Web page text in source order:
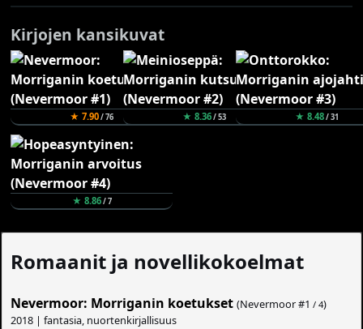
Kirjojen kansikuvat
★ 7.90/ 76 ★ 8.36/ 53 ★ 8.48/ 31
★ 8.86/ 7
Romaanit ja novellikokoelmat
Nevermoor: Morriganin koetukset (Nevermoor #1 / 4)
2018 | fantasia, nuortenkirjallisuus